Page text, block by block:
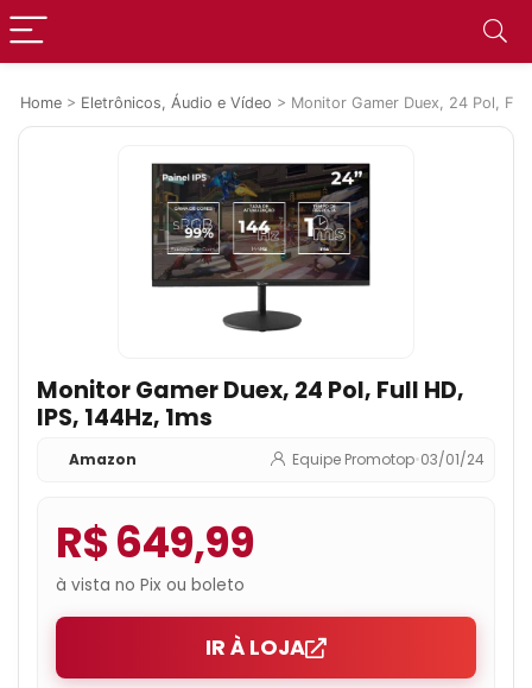
Home > Eletrônicos, Áudio e Vídeo > Monitor Gamer Duex, 24 Pol, Full
Monitor Gamer Duex, 24 Pol, Full HD,
IPS, 144Hz, 1ms
Amazon Equipe Promotop•03/01/24
R$ 649,99
à vista no Pix ou boleto
IR À LOJA